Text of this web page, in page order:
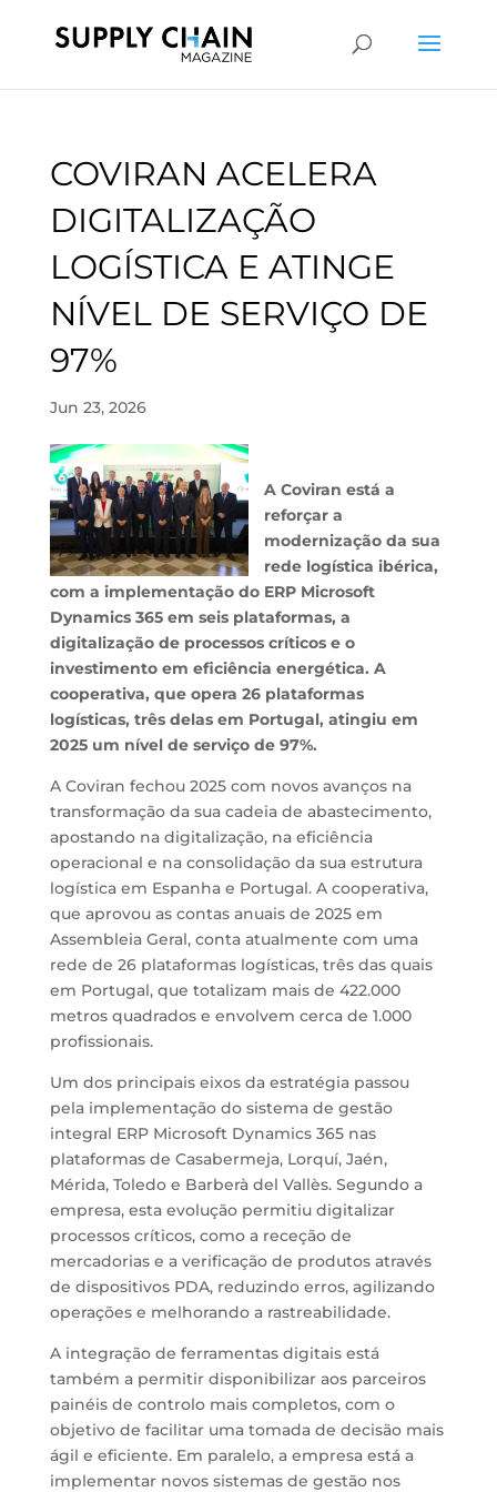
COVIRAN ACELERA
DIGITALIZAÇÃO
LOGÍSTICA E ATINGE
NÍVEL DE SERVIÇO DE
97%
Jun 23, 2026
A Coviran está a
reforçar a
modernização da sua
rede logística ibérica,
com a implementação do ERP Microsoft
Dynamics 365 em seis plataformas, a
digitalização de processos críticos e o
investimento em eficiência energética. A
cooperativa, que opera 26 plataformas
logísticas, três delas em Portugal, atingiu em
2025 um nível de serviço de 97%.
A Coviran fechou 2025 com novos avanços na
transformação da sua cadeia de abastecimento,
apostando na digitalização, na eficiência
operacional e na consolidação da sua estrutura
logística em Espanha e Portugal. A cooperativa,
que aprovou as contas anuais de 2025 em
Assembleia Geral, conta atualmente com uma
rede de 26 plataformas logísticas, três das quais
em Portugal, que totalizam mais de 422.000
metros quadrados e envolvem cerca de 1.000
profissionais.
Um dos principais eixos da estratégia passou
pela implementação do sistema de gestão
integral ERP Microsoft Dynamics 365 nas
plataformas de Casabermeja, Lorquí, Jaén,
Mérida, Toledo e Barberà del Vallès. Segundo a
empresa, esta evolução permitiu digitalizar
processos críticos, como a receção de
mercadorias e a verificação de produtos através
de dispositivos PDA, reduzindo erros, agilizando
operações e melhorando a rastreabilidade.
A integração de ferramentas digitais está
também a permitir disponibilizar aos parceiros
painéis de controlo mais completos, com o
objetivo de facilitar uma tomada de decisão mais
ágil e eficiente. Em paralelo, a empresa está a
implementar novos sistemas de gestão nos